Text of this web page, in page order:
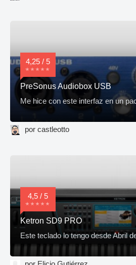
4,25 / 5
PreSonus Audiobox USB
Me hice con este interfaz en un
por castleotto
4,5 / 5
Ketron SD9 PRO
Este teclado lo tengo desde Abril